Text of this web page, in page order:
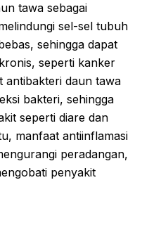
tawa sebagai
sel-sel tubuh
sehingga dapat
seperti kanker
antibakteri daun tawa
bakteri, sehingga
seperti diare dan
manfaat antiinflamasi
peradangan,
penyakit